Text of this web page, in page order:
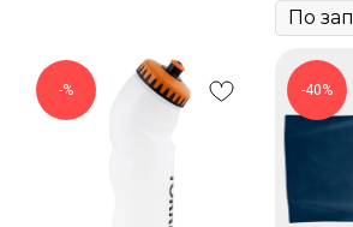
-% -40%